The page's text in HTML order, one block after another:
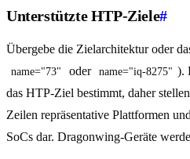
Unterstützte HTP-Ziele#
Übergebe die Zielarchitektur oder
name="73" oder name="iq-8275" ).
das HTP-Ziel bestimmt, daher
Zeilen repräsentative Plattformen
SoCs dar. Dragonwing-Geräte